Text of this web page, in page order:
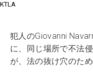
KTLA
犯人のGiovanni
に、同じ場所で不法
が、法の抜け穴のた